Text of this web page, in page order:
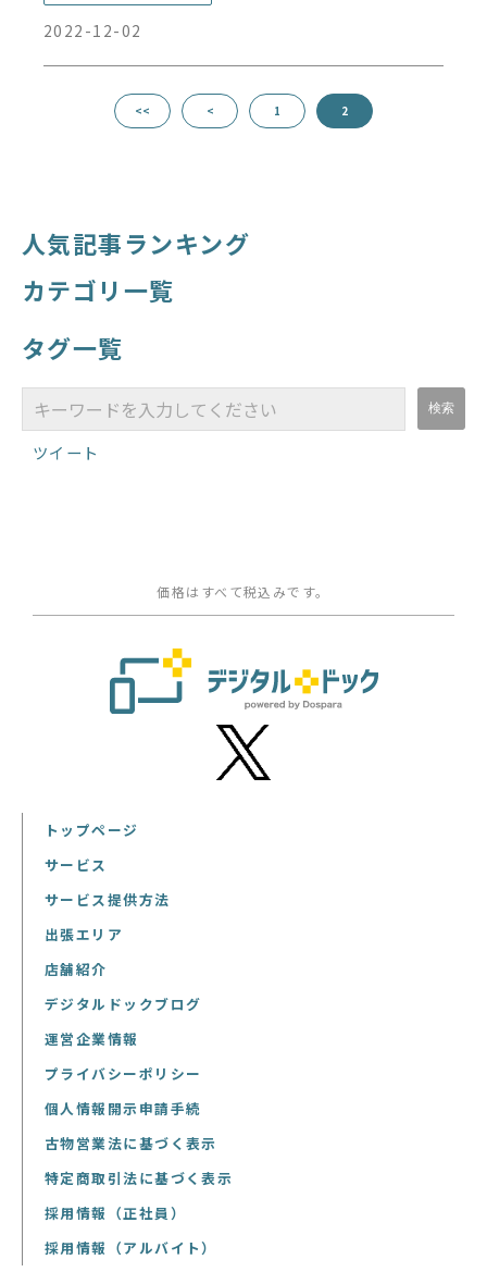
2022-12-02
<< < 1 2
人気記事ランキング
カテゴリ一覧
タグ一覧
ツイート
価格はすべて税込みです。
トップページ
サービス
サービス提供方法
出張エリア
店舗紹介
デジタルドックブログ
運営企業情報
プライバシーポリシー
個人情報開示申請手続
古物営業法に基づく表示
特定商取引法に基づく表示
採用情報（正社員）
採用情報（アルバイト）